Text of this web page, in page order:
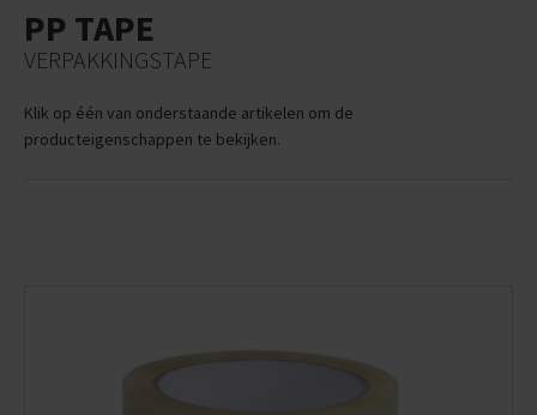
PP TAPE
VERPAKKINGSTAPE
Klik op één van onderstaande artikelen om de
producteigenschappen te bekijken.